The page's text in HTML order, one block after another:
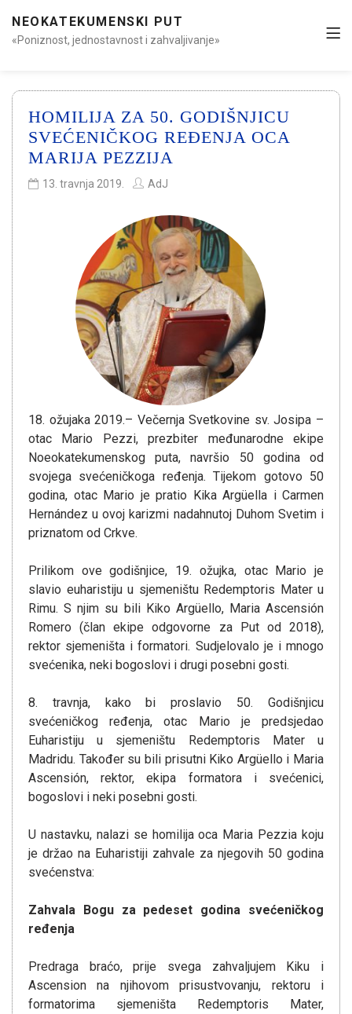
NEOKATEKUMENSKI PUT
«Poniznost, jednostavnost i zahvaljivanje»
HOMILIJA ZA 50. GODIŠNJICU
SVEĆENIČKOG REĐENJA OCA
MARIJA PEZZIJA
13. travnja 2019. AdJ
18. ožujaka 2019.– Večernja Svetkovine sv. Josipa –
otac Mario Pezzi, prezbiter međunarodne ekipe
Noeokatekumenskog puta, navršio 50 godina od
svojega svećeničkoga ređenja. Tijekom gotovo 50
godina, otac Mario je pratio Kika Argüella i Carmen
Hernández u ovoj karizmi nadahnutoj Duhom Svetim i
priznatom od Crkve.
Prilikom ove godišnjice, 19. ožujka, otac Mario je
slavio euharistiju u sjemeništu Redemptoris Mater u
Rimu. S njim su bili Kiko Argüello, Maria Ascensión
Romero (član ekipe odgovorne za Put od 2018),
rektor sjemeništa i formatori. Sudjelovalo je i mnogo
svećenika, neki bogoslovi i drugi posebni gosti.
8. travnja, kako bi proslavio 50. Godišnjicu
svećeničkog ređenja, otac Mario je predsjedao
Euharistiju u sjemeništu Redemptoris Mater u
Madridu. Također su bili prisutni Kiko Argüello i Maria
Ascensión, rektor, ekipa formatora i svećenici,
bogoslovi i neki posebni gosti.
U nastavku, nalazi se homilija oca Maria Pezzia koju
je držao na Euharistiji zahvale za njegovih 50 godina
svećenstva:
Zahvala Bogu za pedeset godina svećeničkog
ređenja
Predraga braćo, prije svega zahvaljujem Kiku i
Ascension na njihovom prisustvovanju, rektoru i
formatorima sjemeništa Redemptoris Mater,